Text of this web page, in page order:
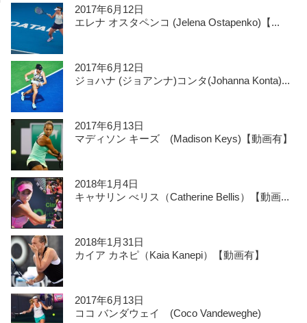
2017年6月12日
エレナ オスタペンコ (Jelena Ostapenko)【...
2017年6月12日
ジョハナ (ジョアンナ)コンタ(Johanna Konta)...
2017年6月13日
マディソン キーズ (Madison Keys)【動画有】
2018年1月4日
キャサリン べリス（Catherine Bellis）【動画...
2018年1月31日
カイア カネピ（Kaia Kanepi）【動画有】
2017年6月13日
ココ バンダウェイ (Coco Vandeweghe)